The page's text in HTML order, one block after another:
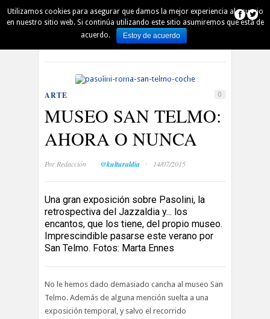
AUSKALO DENBORAPASA PINTXO
AGENDA MÚSICA
PELÍCULAS LECTURA ARTE
Español
ARTE 0
MUSEO SAN TELMO:
AHORA O NUNCA
Por Redacción @kulturaldia · 14/07/2015
Una gran exposición sobre Pasolini, la
retrospectiva del Jazzaldia y... los
encantos, que los tiene, del propio museo.
Imprescindible pasarse este verano por
San Telmo. Fotos: Marta Ennes
No le hemos dado demasiado cancha al museo San
Telmo. Además de alguna mención suelta a una
exposición temporal, y salvo el recorrido
Utilizamos cookies para asegurar que damos la mejor experiencia al usuario
en nuestro sitio web. Si continúa utilizando este sitio asumiremos que está de
acuerdo.
Estoy de acuerdo